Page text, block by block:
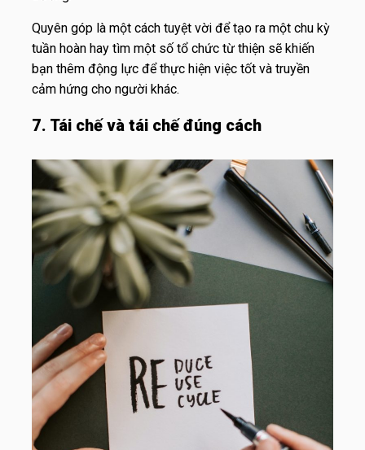
Quyên góp là một cách tuyệt vời để tạo ra một chu kỳ
tuần hoàn hay tìm một số tổ chức từ thiện sẽ khiến
bạn thêm động lực để thực hiện việc tốt và truyền
cảm hứng cho người khác.
7. Tái chế và tái chế đúng cách